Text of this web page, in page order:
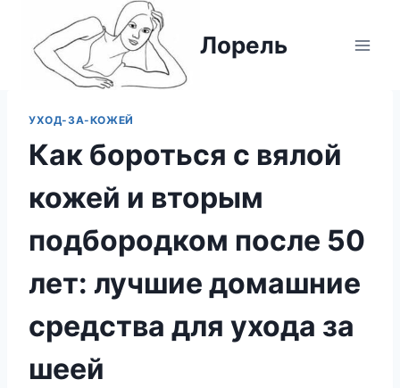
содержимому
Лорель
УХОД-ЗА-КОЖЕЙ
Как бороться с вялой
кожей и вторым
подбородком после 50
лет: лучшие домашние
средства для ухода за
шеей